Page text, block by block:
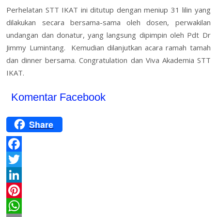
Perhelatan STT IKAT ini ditutup dengan meniup 31 lilin yang
dilakukan secara bersama-sama oleh dosen, perwakilan
undangan dan donatur, yang langsung dipimpin oleh Pdt Dr
Jimmy Lumintang. Kemudian dilanjutkan acara ramah tamah
dan dinner bersama. Congratulation dan Viva Akademia STT
IKAT.
Komentar Facebook
Share
F
a
c
e
T
w
L
P